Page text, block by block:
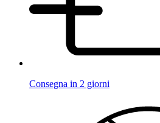
Consegna in 2 giorni